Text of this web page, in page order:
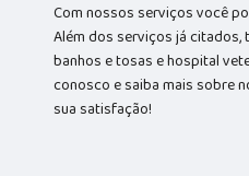
Com nossos serviços você
Além dos serviços já
banhos e tosas e hospital
conosco e saiba mais sobre
sua satisfação!